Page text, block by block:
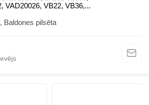
VAD20026, VB22, VB36,...
Baldones pilsēta